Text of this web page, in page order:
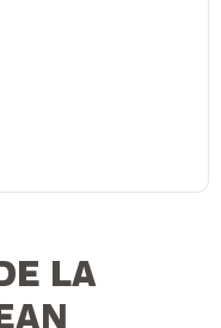
LA